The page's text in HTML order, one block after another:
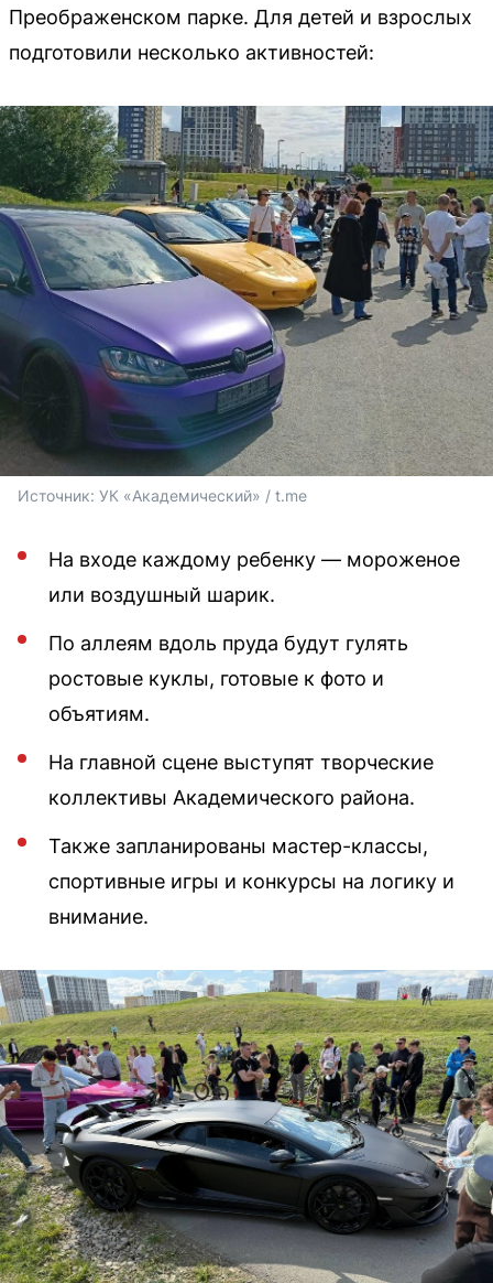
Преображенском парке. Для детей и взрослых
подготовили несколько активностей:
Источник: УК «Академический» / t.me
На входе каждому ребенку — мороженое
или воздушный шарик.
По аллеям вдоль пруда будут гулять
ростовые куклы, готовые к фото и
объятиям.
На главной сцене выступят творческие
коллективы Академического района.
Также запланированы мастер-классы,
спортивные игры и конкурсы на логику и
внимание.